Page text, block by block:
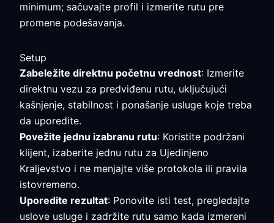
minimum; sačuvajte profil i izmerite rutu pre
promene podešavanja.
Setup
Zabeležite direktnu početnu vrednost: Izmerite
direktnu vezu za predviđenu rutu, uključujući
kašnjenje, stabilnost i ponašanje usluge koje treba
da uporedite.
Povežite jednu izabranu rutu: Koristite podržani
klijent, izaberite jednu rutu za Ujedinjeno
Kraljevstvo i ne menjajte više protokola ili pravila
istovremeno.
Uporedite rezultat: Ponovite isti test, pregledajte
uslove usluge i zadržite rutu samo kada izmereni